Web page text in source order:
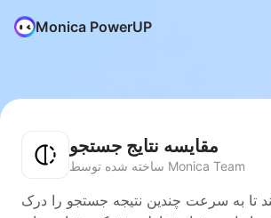
Monica PowerUP
مقایسه نتایج جستجو
ساخته شده توسط Monica Team
تا به سرعت چندین نتیجه جستجو را درک